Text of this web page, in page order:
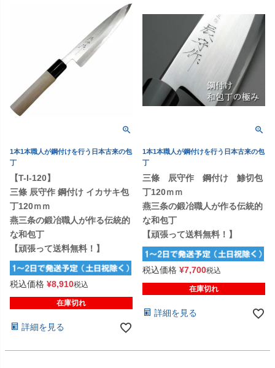
1本1本職人が鋼付けを行う日本古来の包
丁
【T-I-120】
三條 辰守作 鋼付け イカサキ包
丁120ｍｍ
燕三条の鍛冶職人が作る伝統的
な和包丁
【頑張って送料無料！】
税込価格 ¥8,910税込
在庫切れ
詳細を見る
1本1本職人が鋼付けを行う日本古来の包
丁
三條 辰守作 鋼付け 鯵切包
丁120ｍｍ
燕三条の鍛冶職人が作る伝統的
な和包丁
【頑張って送料無料！】
税込価格 ¥7,700税込
在庫切れ
詳細を見る